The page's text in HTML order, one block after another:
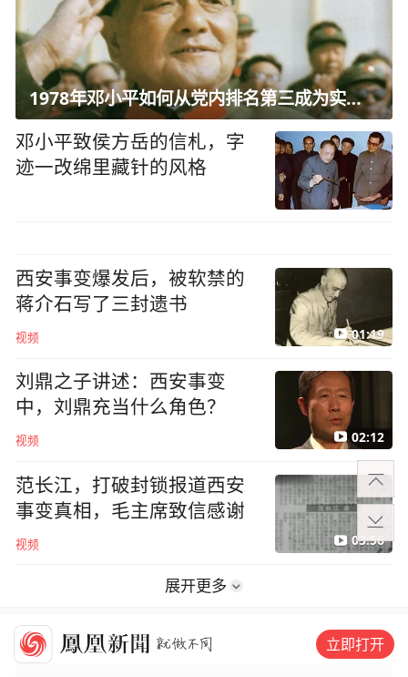
1978年邓小平如何从党内排名第三成为实际核心？
邓小平致侯方岳的信札，字
迹一改绵里藏针的风格
西安事变爆发后，被软禁的
蒋介石写了三封遗书
视频 01:19
刘鼎之子讲述：西安事变
中，刘鼎充当什么角色？
视频 02:12
范长江，打破封锁报道西安
事变真相，毛主席致信感谢
视频 03:56
展开更多
社会 立即打开